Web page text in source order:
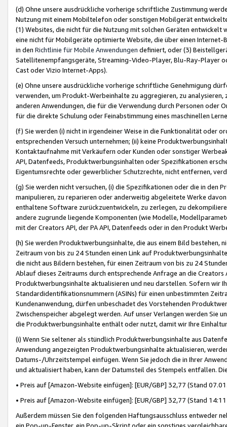
(d) Ohne unsere ausdrückliche vorherige schriftliche Zustimmung
Nutzung mit einem Mobiltelefon oder sonstigen Mobilgerät
(1) Websites, die nicht für die Nutzung mit solchen Geräten
eine nicht für Mobilgeräte optimierte Website, die über einen
in den Richtlinie für Mobile Anwendungen definiert, oder (3)
Satellitenempfangsgeräte, Streaming-Video-Player, Blu-Ray-Player
Cast oder Vizio Internet-Apps).
(e) Ohne unsere ausdrückliche vorherige schriftliche Genehmigung
verwenden, um Produkt-Werbeinhalte zu aggregieren, zu
anderen Anwendungen, die für die Verwendung durch Personen
für die direkte Schulung oder Feinabstimmung eines maschinellen
(f) Sie werden (i) nicht in irgendeiner Weise in die Funktionalität oder
entsprechenden Versuch unternehmen; (ii) keine
Kontaktaufnahme mit Verkäufern oder Kunden oder sonstiger
API, Datenfeeds, Produktwerbungsinhalten oder Spezifikationen
Eigentumsrechte oder gewerblicher Schutzrechte, nicht entfernen,
(g) Sie werden nicht versuchen, (i) die Spezifikationen oder die in
manipulieren, zu reparieren oder anderweitig abgeleitete Werke
enthaltene Software zurückzuentwickeln, zu zerlegen, zu
andere zugrunde liegende Komponenten (wie Modelle,
mit der Creators API, der PA API, Datenfeeds oder in den Produkt
(h) Sie werden Produktwerbungsinhalte, die aus einem Bild bestehen,
Zeitraum von bis zu 24 Stunden einen Link auf
die nicht aus Bildern bestehen, für einen Zeitraum von bis zu 24
Ablauf dieses Zeitraums durch entsprechende Anfrage an die
Produktwerbungsinhalte aktualisieren und neu darstellen. Sofern wir
Standardidentifikationsnummern (ASINs) für einen unbestimmten
Kundenanwendung, dürfen unbeschadet des Vorstehenden
Zwischenspeicher abgelegt werden. Auf unser Verlangen werden Sie
die Produktwerbungsinhalte enthält oder nutzt, damit wir Ihre
(i) Wenn Sie seltener als stündlich Produktwerbungsinhalte aus
Anwendung angezeigten Produktwerbungsinhalte aktualisieren,
Datums-/Uhrzeitstempel einfügen. Wenn Sie jedoch die in Ihrer
und aktualisiert haben, kann der Datumsteil des Stempels entfallen.
• Preis auf [Amazon-Website einfügen]: [EUR/GBP] 32,77 (Stand
• Preis auf [Amazon-Website einfügen]: [EUR/GBP] 32,77 (Stand
Außerdem müssen Sie den folgenden Haftungsausschluss entweder
ein Pop-up-Fenster, ein Pop-up-Skript oder ein sonstiges